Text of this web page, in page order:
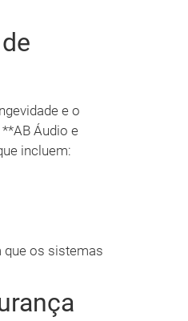
e o
Áudio e
incluem:
que os sistemas